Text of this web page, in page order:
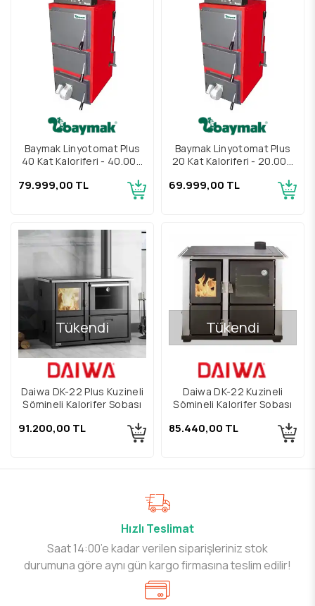
Baymak Linyotomat Plus
40 Kat Kaloriferi - 40.000
79.999,00 TL
Baymak Linyotomat Plus
20 Kat Kaloriferi - 20.000
69.999,00 TL
Tükendi
Daiwa DK-22 Plus Kuzineli
Şömineli Kalorifer Sobası
91.200,00 TL
Tükendi
Daiwa DK-22 Kuzineli
Şömineli Kalorifer Sobası
85.440,00 TL
Hızlı Teslimat
Saat 14:00’e kadar verilen siparişleriniz stok
durumuna göre aynı gün kargo firmasına teslim edilir!